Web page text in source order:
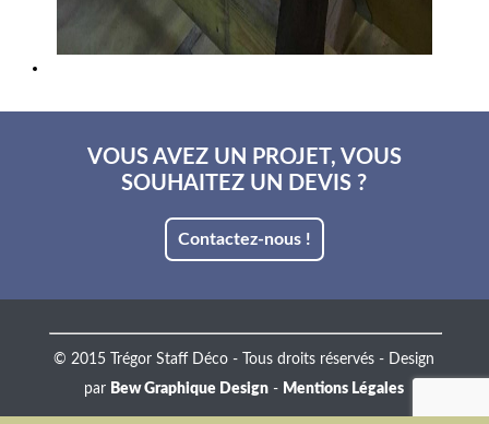
VOUS AVEZ UN PROJET, VOUS
SOUHAITEZ UN DEVIS ?
Contactez-nous !
© 2015 Trégor Staff Déco - Tous droits réservés - Design
par Bew Graphique Design - Mentions Légales